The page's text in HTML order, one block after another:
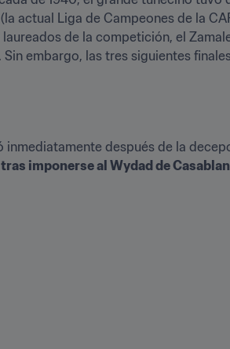
(la actual Liga de Campeones de la
de la competición, el
embargo, las tres siguientes
inmediatamente después de la
tras imponerse al Wydad de